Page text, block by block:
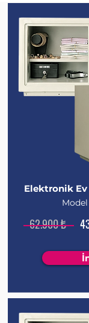
Elektronik Ev
62.900 ₺